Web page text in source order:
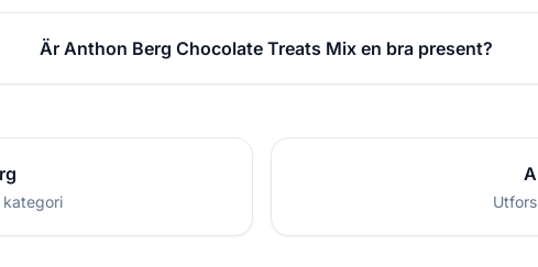
Är Anthon Berg Chocolate Treats Mix en bra present?
kategori